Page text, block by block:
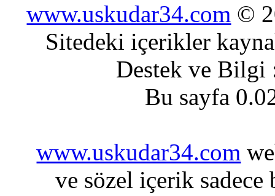
www.uskudar34.com ©
Sitedeki içerikler
Destek ve
Bu sayfa
www.uskudar34.com
ve sözel içerik sadece